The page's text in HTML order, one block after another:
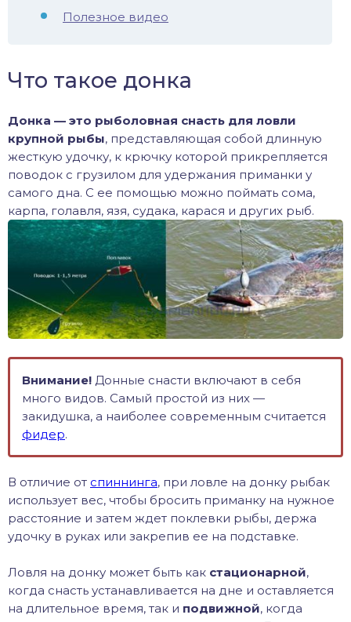
Полезное видео
Что такое донка
Донка — это рыболовная снасть для ловли
крупной рыбы, представляющая собой длинную
жесткую удочку, к крючку которой прикрепляется
поводок с грузилом для удержания приманки у
самого дна. С ее помощью можно поймать сома,
карпа, голавля, язя, судака, карася и других рыб.
Внимание! Донные снасти включают в себя
много видов. Самый простой из них —
закидушка, а наиболее современным считается
фидер.
В отличие от спиннинга, при ловле на донку рыбак
использует вес, чтобы бросить приманку на нужное
расстояние и затем ждет поклевки рыбы, держа
удочку в руках или закрепив ее на подставке.
Ловля на донку может быть как стационарной,
когда снасть устанавливается на дне и оставляется
на длительное время, так и подвижной, когда